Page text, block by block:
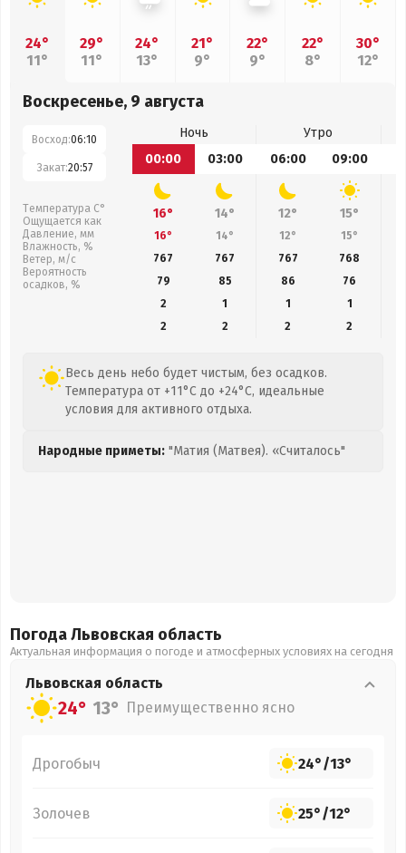
24°
11°
29°
11°
24°
13°
21°
9°
22°
9°
22°
8°
30°
12°
Воскресенье, 9 августа
Восход:06:10
Закат:20:57
Температура С°
Ощущается как
Давление, мм
Влажность, %
Ветер, м/с
Вероятность
осадков, %
Ночь
Утро
00:00
03:00 06:00 09:00
16° 14° 12° 15°
16° 14° 12° 15°
767
767 767 768
79
85 86 76
2
1 1
1
2
2 2 2
Весь день небо будет чистым, без осадков.
Температура от +11°C до +24°C, идеальные
условия для активного отдыха.
Народные приметы: "Матия (Матвея). «Считалось"
Погода Львовская область
Актуальная информация о погоде и атмосферных условиях на сегодня
Львовская область
24° 13° Преимущественно ясно
Дрогобыч 24°/13°
Золочев 25°/12°